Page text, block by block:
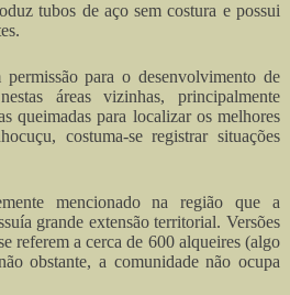
tubos de aço sem costura e possui
para o desenvolvimento de
áreas vizinhas, principalmente
queimadas para localizar os melhores
costuma-se registrar situações
mencionado na região que a
grande extensão territorial. Versões
referem a cerca de 600 alqueires (algo
obstante, a comunidade não ocupa